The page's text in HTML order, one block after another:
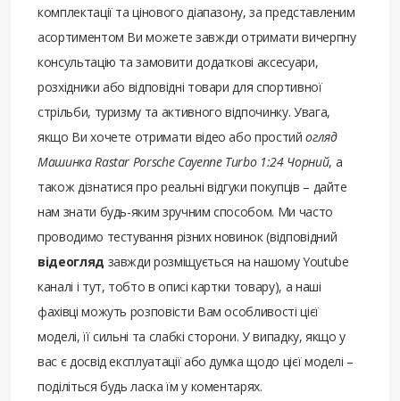
комплектації та цінового діапазону, за представленим
асортиментом Ви можете завжди отримати вичерпну
консультацію та замовити додаткові аксесуари,
розхідники або відповідні товари для спортивної
стрільби, туризму та активного відпочинку. Увага,
якщо Ви хочете отримати відео або простийогляд
Машинка Rastar Porsche Cayenne Turbo 1:24 Чорний, а
також дізнатися про реальні відгуки покупців – дайте
нам знати будь-яким зручним способом. Ми часто
проводимо тестування різних новинок (відповідний
відеогляд завжди розміщується на нашому Youtube
каналі і тут, тобто в описі картки товару), а наші
фахівці можуть розповісти Вам особливості цієї
моделі, її сильні та слабкі сторони. У випадку, якщо у
вас є досвід експлуатації або думка щодо цієї моделі –
поділіться будь ласка їм у коментарях.